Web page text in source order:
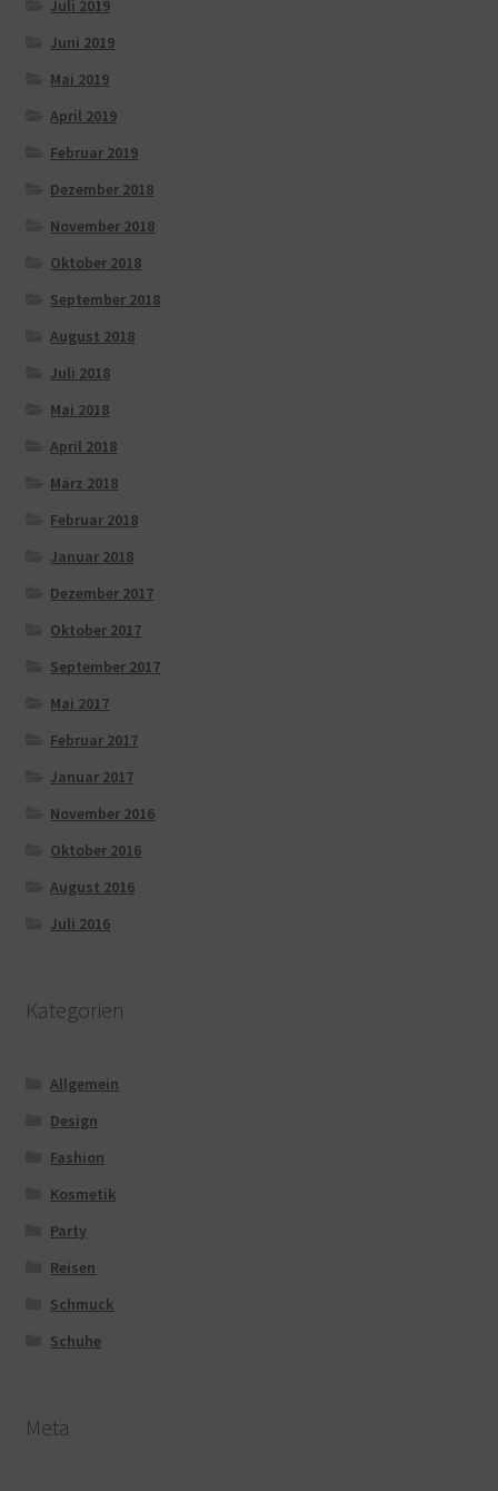
Juli 2019
Juni 2019
Mai 2019
April 2019
Februar 2019
Dezember 2018
November 2018
Oktober 2018
September 2018
August 2018
Juli 2018
Mai 2018
April 2018
März 2018
Februar 2018
Januar 2018
Dezember 2017
Oktober 2017
September 2017
Mai 2017
Februar 2017
Januar 2017
November 2016
Oktober 2016
August 2016
Juli 2016
Kategorien
Allgemein
Design
Fashion
Kosmetik
Party
Reisen
Schmuck
Schuhe
Meta